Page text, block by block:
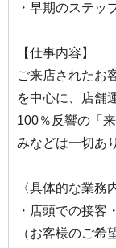
・早期のステッ
【仕事内容】
ご来店されたお
を中心に、店舗
100％反響の「
みなどは一切あ
〈具体的な業務
・店頭での接客
（お客様のご希